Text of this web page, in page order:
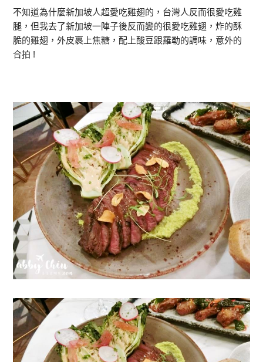
不知道為什麼新加坡人超愛吃雞翅的，台灣人反而很愛吃雞
腿，但我去了新加坡一陣子後反而變的很愛吃雞翅，炸的酥
脆的雞翅，外皮裹上焦糖，配上酸豆跟羅勒的調味，意外的
合拍 !